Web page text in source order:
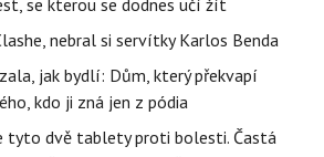
se kterou se dodnes učí žít
nebral si servítky Karlos Benda
jak bydlí: Dům, který překvapí
kdo ji zná jen z pódia
tyto dvě tablety proti bolesti. Častá